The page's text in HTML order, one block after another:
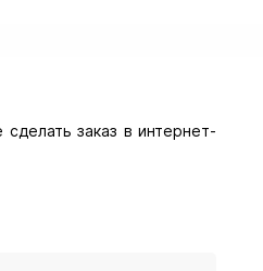
заказ в интернет-